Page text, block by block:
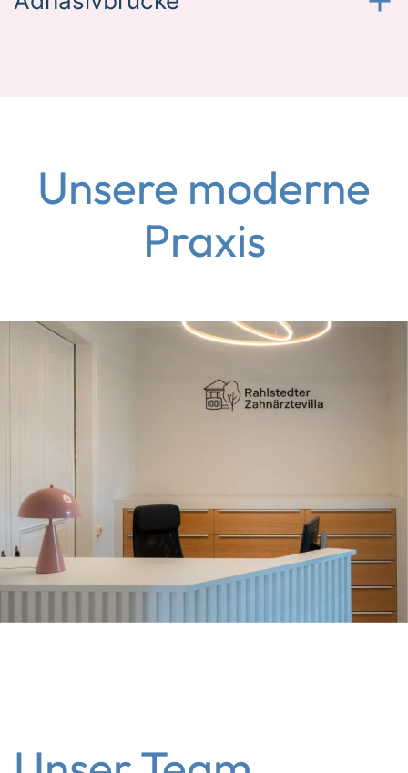
Unsere moderne
Praxis